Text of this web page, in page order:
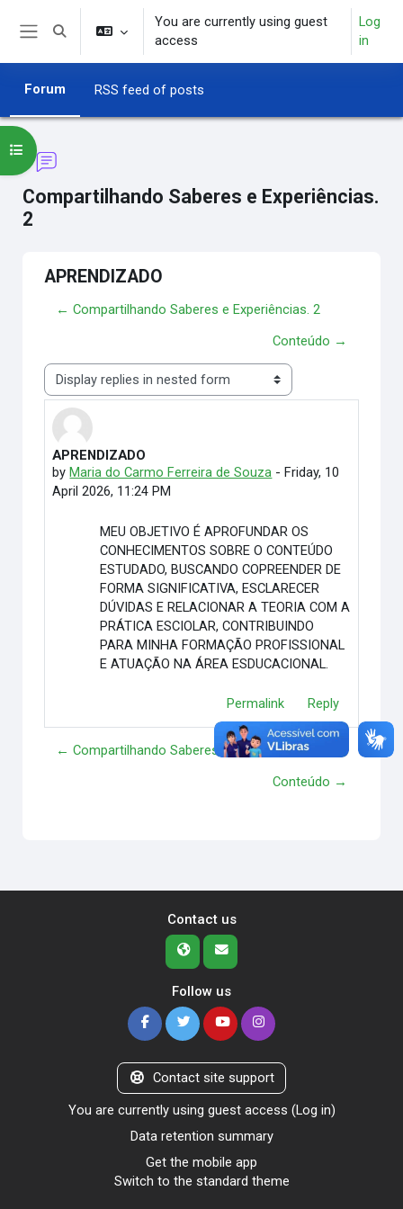
Skip to main content
Toggle search input
You are currently using guest
access
Log
in
Forum RSS feed of posts
Compartilhando Saberes e Experiências.
2
Open course index
APRENDIZADO
← Compartilhando Saberes e Experiências. 2
Conteúdo →
Display mode
APRENDIZADO
by Maria do Carmo Ferreira de Souza - Friday, 10
April 2026, 11:24 PM
Number of replies: 0
MEU OBJETIVO É APROFUNDAR OS
CONHECIMENTOS SOBRE O CONTEÚDO
ESTUDADO, BUSCANDO COPREENDER DE
FORMA SIGNIFICATIVA, ESCLARECER
DÚVIDAS E RELACIONAR A TEORIA COM A
PRÁTICA ESCIOLAR, CONTRIBUINDO
PARA MINHA FORMAÇÃO PROFISSIONAL
E ATUAÇÃO NA ÁREA ESDUCACIONAL.
Permalink Reply
← Compartilhando Saberes e Experiências. 2
Conteúdo →
Contact us
Follow us
Contact site support
You are currently using guest access (Log in)
Data retention summary
Get the mobile app
Switch to the standard theme